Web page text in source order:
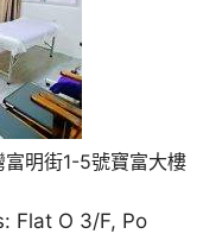
明街1-5號寶富大樓
Flat O 3/F, Po